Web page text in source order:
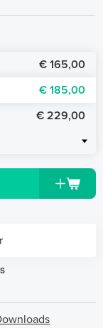
€ 165,00
€ 185,00
€ 229,00